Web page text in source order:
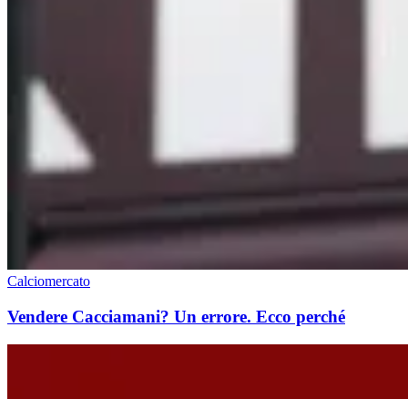
Calciomercato
Vendere Cacciamani? Un errore. Ecco perché